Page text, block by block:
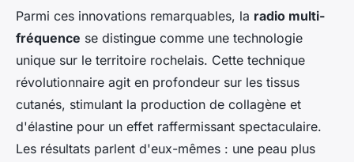
Parmi ces innovations remarquables, la radio multi-
fréquence se distingue comme une technologie
unique sur le territoire rochelais. Cette technique
révolutionnaire agit en profondeur sur les tissus
cutanés, stimulant la production de collagène et
d'élastine pour un effet raffermissant spectaculaire.
Les résultats parlent d'eux-mêmes : une peau plus